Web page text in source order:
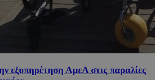
εξυπηρέτηση ΑμεΑ στις παραλίες